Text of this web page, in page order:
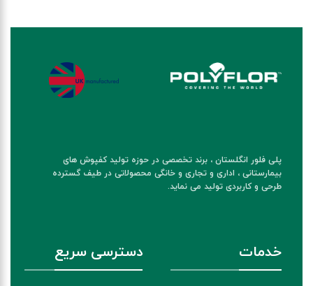
پلی فلور انگلستان ، برند تخصصی در حوزه تولید کفپوش های
بیمارستانی ، اداری و تجاری و خانگی محصولاتی در طیف گسترده
طرحی و کاربردی تولید می نماید.
خدمات دسترسی سریع